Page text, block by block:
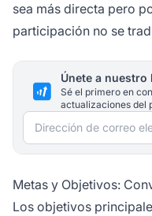
sea más directa pero
participación no se
Únete a nuestro
Sé el primero en
actualizaciones del
Dirección de correo
Metas y Objetivos:
Los objetivos